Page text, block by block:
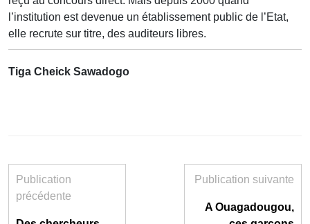
l’institution est devenue un établissement public de l’Etat,
elle recrute sur titre, des auditeurs libres.
Tiga Cheick Sawadogo
Publication
précédente
Publication suivante
A Ouagadougou,